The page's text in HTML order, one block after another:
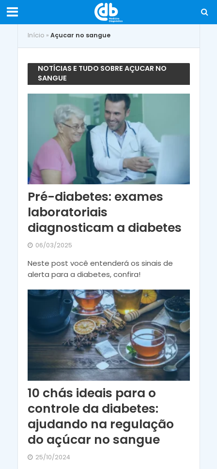
Início » Açucar no sangue
NOTÍCIAS E TUDO SOBRE AÇUCAR NO
SANGUE
Pré-diabetes: exames
laboratoriais
diagnosticam a diabetes
06/03/2025
Neste post você entenderá os sinais de
alerta para a diabetes, confira!
10 chás ideais para o
controle da diabetes:
ajudando na regulação
do açúcar no sangue
25/10/2024